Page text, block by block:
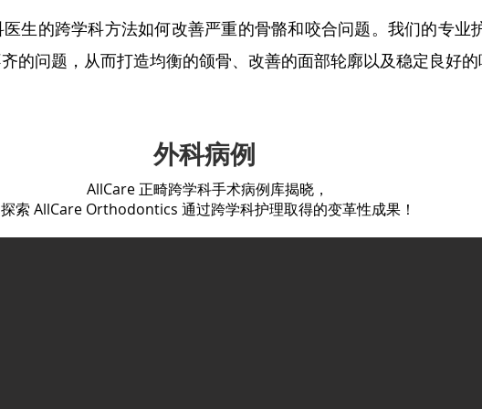
生的跨学科方法如何改善严重的骨骼和咬合问题。我们的专业
的问题，从而打造均衡的颌骨、改善的面部轮廓以及稳定良好的
外科病例
AllCare 正畸跨学科手术病例库揭晓，
探索 AllCare Orthodontics 通过跨学科护理取得的变革性成果！